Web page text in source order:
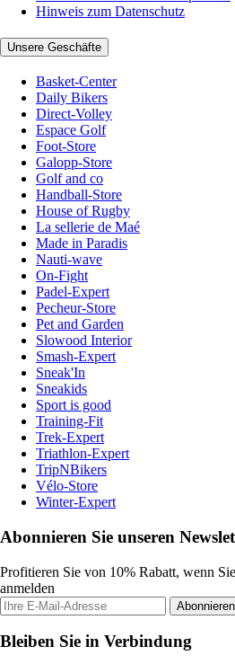
Hinweis zum Datenschutz
Unsere Geschäfte
Basket-Center
Daily Bikers
Direct-Volley
Espace Golf
Foot-Store
Galopp-Store
Golf and co
Handball-Store
House of Rugby
La sellerie de Maé
Made in Paradis
Nauti-wave
On-Fight
Padel-Expert
Pecheur-Store
Pet and Garden
Slowood Interior
Smash-Expert
Sneak'In
Sneakids
Sport is good
Training-Fit
Trek-Expert
Triathlon-Expert
TripNBikers
Vélo-Store
Winter-Expert
Abonnieren Sie unseren
Profitieren Sie von 10% Rabatt, wenn
anmelden
Abonnieren
Bleiben Sie in Verbindung